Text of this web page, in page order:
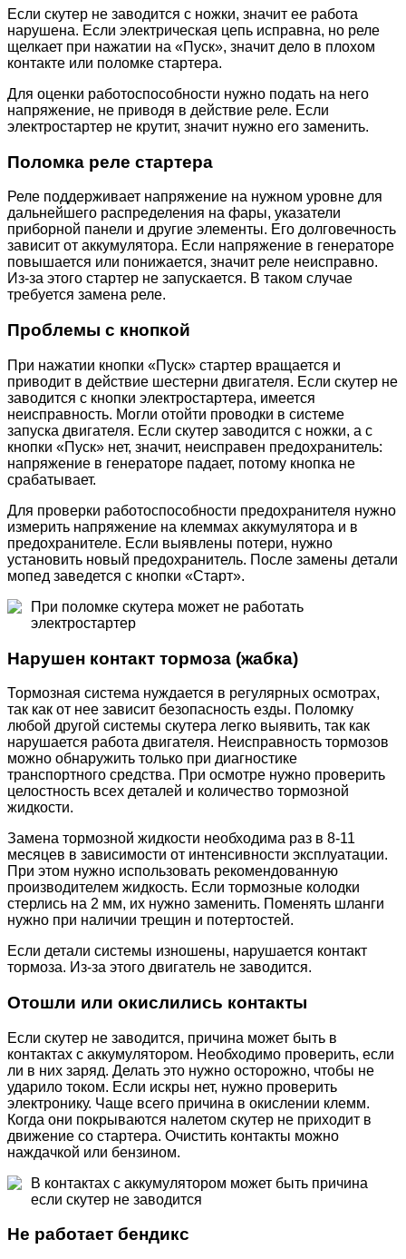
Если скутер не заводится с ножки, значит ее работа
нарушена. Если электрическая цепь исправна, но реле
щелкает при нажатии на «Пуск», значит дело в плохом
контакте или поломке стартера.
Для оценки работоспособности нужно подать на него
напряжение, не приводя в действие реле. Если
электростартер не крутит, значит нужно его заменить.
Поломка реле стартера
Реле поддерживает напряжение на нужном уровне для
дальнейшего распределения на фары, указатели
приборной панели и другие элементы. Его долговечность
зависит от аккумулятора. Если напряжение в генераторе
повышается или понижается, значит реле неисправно.
Из-за этого стартер не запускается. В таком случае
требуется замена реле.
Проблемы с кнопкой
При нажатии кнопки «Пуск» стартер вращается и
приводит в действие шестерни двигателя. Если скутер не
заводится с кнопки электростартера, имеется
неисправность. Могли отойти проводки в системе
запуска двигателя. Если скутер заводится с ножки, а с
кнопки «Пуск» нет, значит, неисправен предохранитель:
напряжение в генераторе падает, потому кнопка не
срабатывает.
Для проверки работоспособности предохранителя нужно
измерить напряжение на клеммах аккумулятора и в
предохранителе. Если выявлены потери, нужно
установить новый предохранитель. После замены детали
мопед заведется с кнопки «Старт».
При поломке скутера может не работать
электростартер
Нарушен контакт тормоза (жабка)
Тормозная система нуждается в регулярных осмотрах,
так как от нее зависит безопасность езды. Поломку
любой другой системы скутера легко выявить, так как
нарушается работа двигателя. Неисправность тормозов
можно обнаружить только при диагностике
транспортного средства. При осмотре нужно проверить
целостность всех деталей и количество тормозной
жидкости.
Замена тормозной жидкости необходима раз в 8-11
месяцев в зависимости от интенсивности эксплуатации.
При этом нужно использовать рекомендованную
производителем жидкость. Если тормозные колодки
стерлись на 2 мм, их нужно заменить. Поменять шланги
нужно при наличии трещин и потертостей.
Если детали системы изношены, нарушается контакт
тормоза. Из-за этого двигатель не заводится.
Отошли или окислились контакты
Если скутер не заводится, причина может быть в
контактах с аккумулятором. Необходимо проверить, если
ли в них заряд. Делать это нужно осторожно, чтобы не
ударило током. Если искры нет, нужно проверить
электронику. Чаще всего причина в окислении клемм.
Когда они покрываются налетом скутер не приходит в
движение со стартера. Очистить контакты можно
наждачкой или бензином.
В контактах с аккумулятором может быть причина
если скутер не заводится
Не работает бендикс